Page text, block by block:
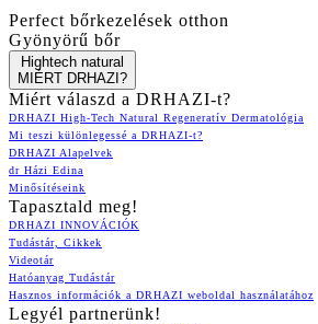
Perfect bőrkezelések otthon
Gyönyörű bőr
Hightech natural
MIÉRT DRHAZI?
Miért válaszd a DRHAZI-t?
DRHAZI High-Tech Natural Regeneratív Dermatológia
Mi teszi különlegessé a DRHAZI-t?
DRHAZI Alapelvek
dr Házi Edina
Minősítéseink
Tapasztald meg!
DRHAZI INNOVÁCIÓK
Tudástár, Cikkek
Videotár
Hatóanyag Tudástár
Hasznos információk a DRHAZI weboldal használatához
Legyél partnerünk!